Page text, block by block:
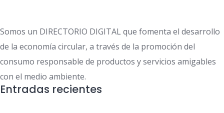
Somos un DIRECTORIO DIGITAL que fomenta el desarrollo
de la economía circular, a través de la promoción del
consumo responsable de productos y servicios amigables
con el medio ambiente.
Entradas recientes